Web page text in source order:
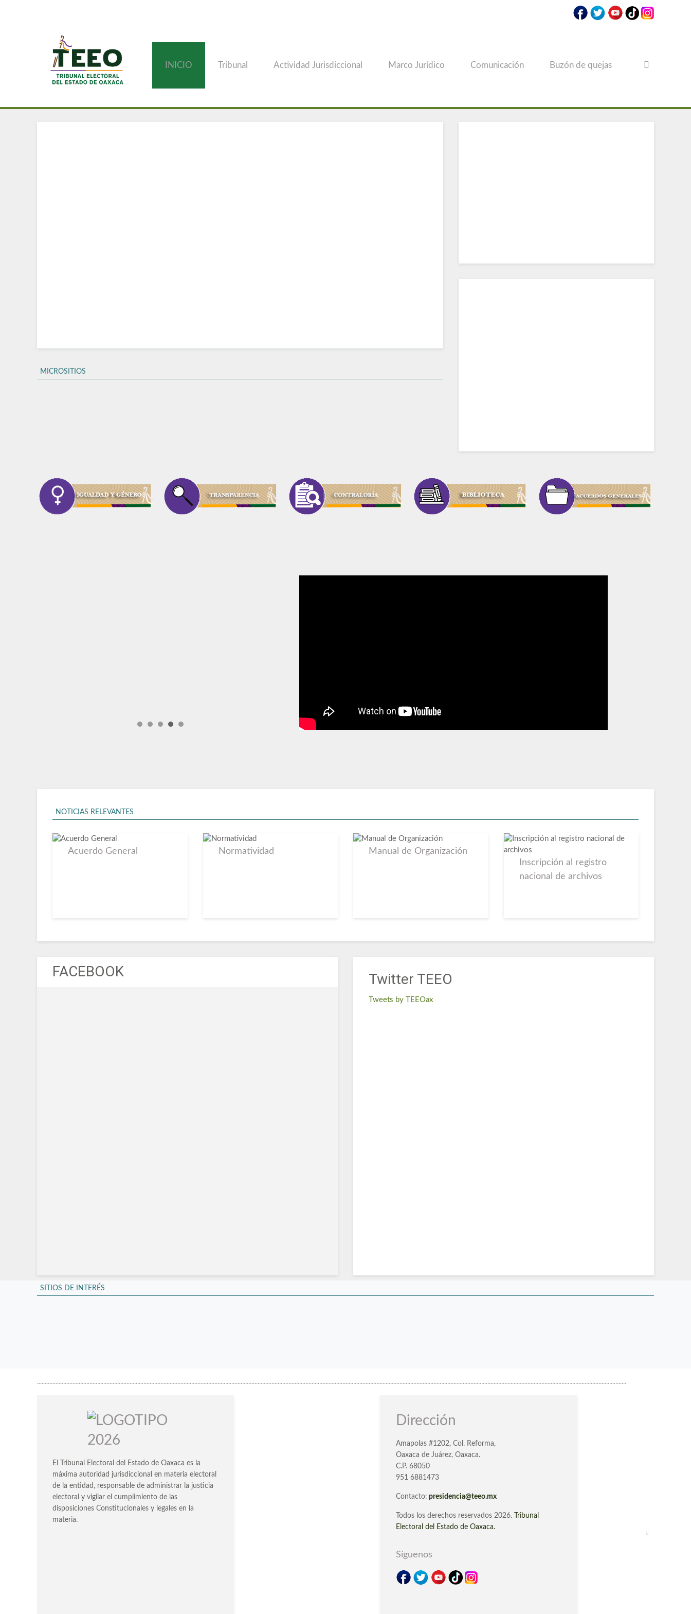
INICIO Tribunal Actividad Jurisdiccional Marco Jurídico Comunicación Buzón de quejas
sesión 9 de julio 2026
sesión pública no presencial 06072026
sesión no presencial 30 de junio
sesión pública presencial 260626
Acuerdo General Normatividad
Manual de Organización
Inscripción al registro
nacional de archivos
FACEBOOK Twitter TEEO
Tweets by TEEOax
..............................................................................................................................................................................................................................................................................................................................................................................................
El Tribunal Electoral del Estado de Oaxaca es la
máxima autoridad jurisdiccional en materia electoral
de la entidad, responsable de administrar la justicia
electoral y vigilar el cumplimiento de las
disposiciones Constitucionales y legales en la
materia.
Dirección
Amapolas #1202, Col. Reforma,
Oaxaca de Juárez, Oaxaca.
C.P. 68050
951 6881473
Contacto: presidencia@teeo.mx
Todos los derechos reservados 2026.
Tribunal
Electoral del Estado de Oaxaca.
Síguenos